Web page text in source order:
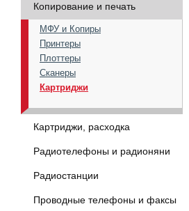
Копирование и печать
МФУ и Копиры
Принтеры
Плоттеры
Сканеры
Картриджи
Картриджи, расходка
Радиотелефоны и радионяни
Радиостанции
Проводные телефоны и факсы